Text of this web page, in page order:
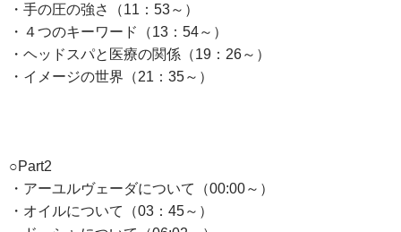
・手の圧の強さ（11：53～）
・４つのキーワード（13：54～）
・ヘッドスパと医療の関係（19：26～）
・イメージの世界（21：35～）
○Part2
・アーユルヴェーダについて（00:00～）
・オイルについて（03：45～）